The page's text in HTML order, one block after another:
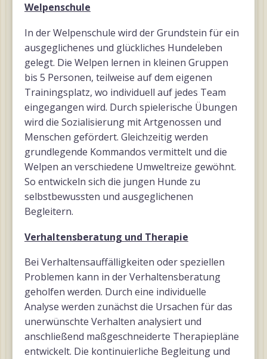
Welpenschule
In der Welpenschule wird der Grundstein für ein
ausgeglichenes und glückliches Hundeleben
gelegt. Die Welpen lernen in kleinen Gruppen
bis 5 Personen, teilweise auf dem eigenen
Trainingsplatz, wo individuell auf jedes Team
eingegangen wird. Durch spielerische Übungen
wird die Sozialisierung mit Artgenossen und
Menschen gefördert. Gleichzeitig werden
grundlegende Kommandos vermittelt und die
Welpen an verschiedene Umweltreize gewöhnt.
So entwickeln sich die jungen Hunde zu
selbstbewussten und ausgeglichenen
Begleitern.
Verhaltensberatung und Therapie
Bei Verhaltensauffälligkeiten oder speziellen
Problemen kann in der Verhaltensberatung
geholfen werden. Durch eine individuelle
Analyse werden zunächst die Ursachen für das
unerwünschte Verhalten analysiert und
anschließend maßgeschneiderte Therapiepläne
entwickelt. Die kontinuierliche Begleitung und